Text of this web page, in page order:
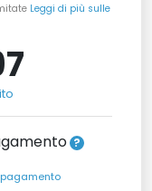
Leggi di più sulle